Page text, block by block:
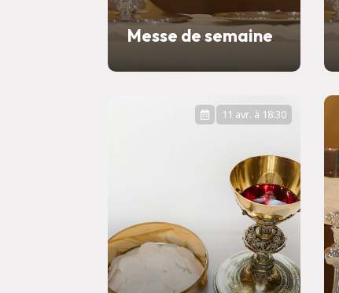
Messe de semaine
11 avr. à 18:30